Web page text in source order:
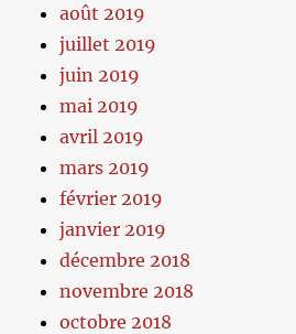
août 2019
juillet 2019
juin 2019
mai 2019
avril 2019
mars 2019
février 2019
janvier 2019
décembre 2018
novembre 2018
octobre 2018